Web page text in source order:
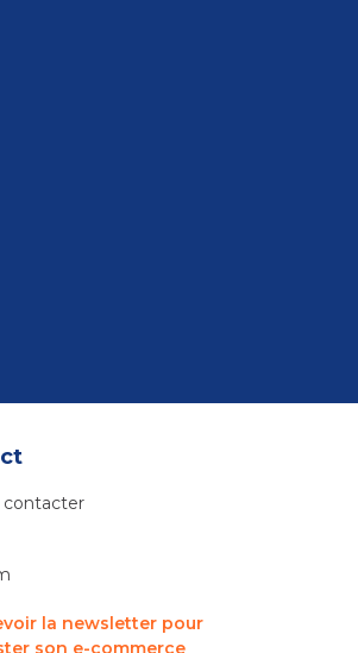
contacter
la newsletter pour
son e-commerce